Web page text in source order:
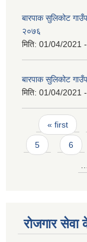
बारपाक सुलिकोट
२०७६
मिति: 01/04/2021
बारपाक सुलिकोट
मिति: 01/04/2021
Pages
« first
5 6
रोजगार सेवा